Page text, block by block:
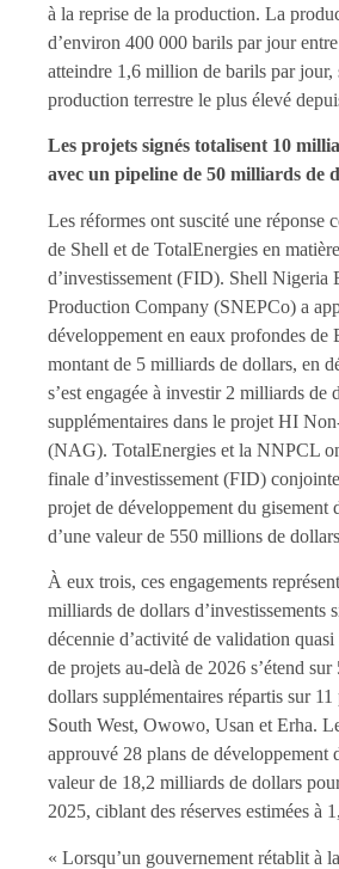
à la reprise de la production. La
d’environ 400 000 barils par jour
atteindre 1,6 million de barils par jour,
production terrestre le plus élevé
Les projets signés totalisent 10
avec un pipeline de 50 milliards de
Les réformes ont suscité une réponse
de Shell et de TotalEnergies en
d’investissement (FID). Shell Nigeria
Production Company (SNEPCo) a
développement en eaux profondes de
montant de 5 milliards de dollars, en
s’est engagée à investir 2 milliards de
supplémentaires dans le projet HI
(NAG). TotalEnergies et la NNPCL
finale d’investissement (FID)
projet de développement du gisement
d’une valeur de 550 millions de
À eux trois, ces engagements
milliards de dollars d’investissements
décennie d’activité de validation
de projets au-delà de 2026 s’étend
dollars supplémentaires répartis sur
South West, Owowo, Usan et Erha.
approuvé 28 plans de développement
valeur de 18,2 milliards de dollars
2025, ciblant des réserves estimées à
« Lorsqu’un gouvernement rétablit à